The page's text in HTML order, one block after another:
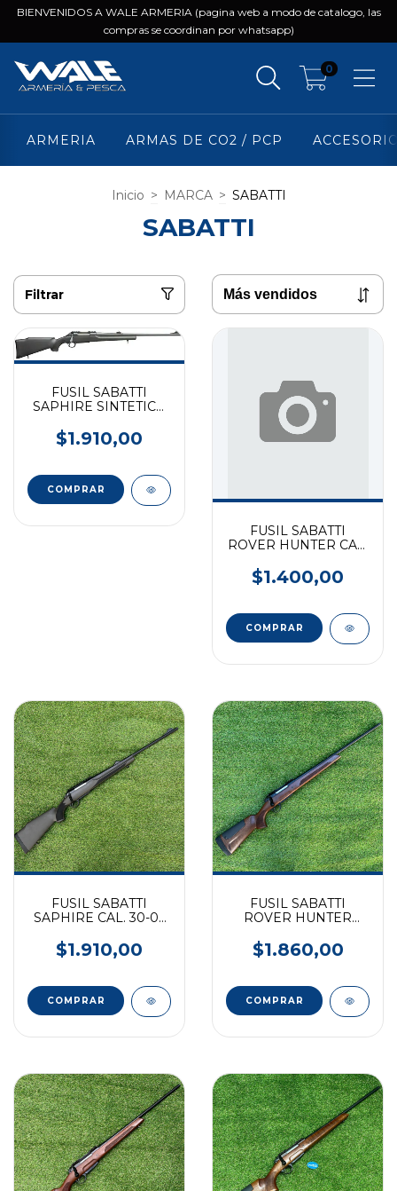
BIENVENIDOS A WALE ARMERIA (pagina web a modo de catalogo, las
compras se coordinan por whatsapp)
0
ARMERIA ARMAS DE CO2 / PCP
Inicio > MARCA > SABATTI
SABATTI
Filtrar
FUSIL SABATTI
SAPHIRE SINTETICO
$1.910,00
FUSIL SABATTI
ROVER HUNTER CAL.
$1.400,00
FUSIL SABATTI
SAPHIRE CAL. 30-06
24"
$1.910,00
FUSIL SABATTI
ROVER HUNTER
$1.860,00